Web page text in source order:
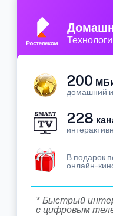
200
домашний
228
В подарок
онлайн-
* Быстрый
с цифровым